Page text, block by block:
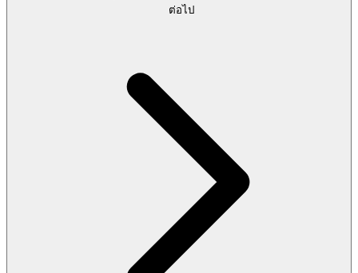
ต่อไป